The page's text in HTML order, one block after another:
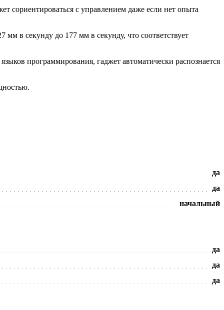
сориентироваться с управлением даже если нет опыта
в секунду до 177 мм в секунду, что соответствует
программирования, гаджет автоматически распознается
да
да
начальный
да
да
да